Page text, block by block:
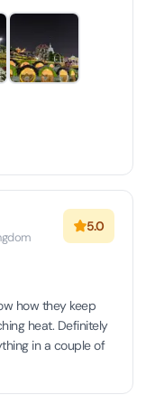
5.0
how they keep
heat. Definitely
in a couple of